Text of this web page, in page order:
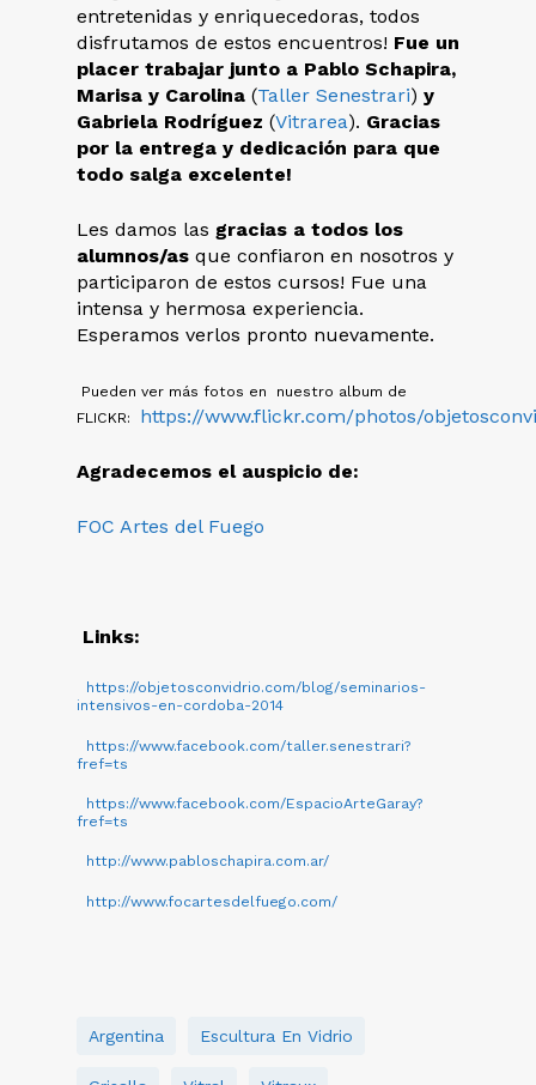
entretenidas y enriquecedoras, todos
disfrutamos de estos encuentros! Fue un
placer trabajar junto a Pablo Schapira,
Marisa y Carolina (Taller Senestrari) y
Gabriela Rodríguez (Vitrarea). Gracias
por la entrega y dedicación para que
todo salga excelente!
Les damos las gracias a todos los
alumnos/as que confiaron en nosotros y
participaron de estos cursos! Fue una
intensa y hermosa experiencia.
Esperamos verlos pronto nuevamente.
Pueden ver más fotos en nuestro album de
FLICKR:
https://www.flickr.com/photos/
Agradecemos el auspicio de:
FOC Artes del Fuego
Links:
https://objetosconvidrio.com/blog/seminarios-
intensivos-en-cordoba-2014
https://www.facebook.com/taller.senestrari?
fref=ts
https://www.facebook.com/EspacioArteGaray?
fref=ts
http://www.pabloschapira.com.ar/
http://www.focartesdelfuego.com/
Argentina Escultura En Vidrio